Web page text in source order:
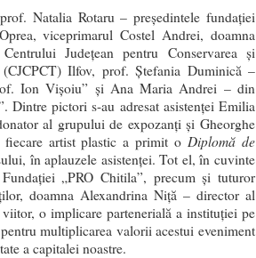
Natalia Rotaru – preşedintele fundaţiei
viceprimarul Costel Andrei, doamna
Județean pentru Conservarea și
Ilfov, prof. Ştefania Duminică –
Ion Vişoiu” şi Ana Maria Andrei – din
Dintre pictori s-au adresat asistenţei Emilia
al grupului de expozanţi şi Gheorghe
fiecare artist plastic a primit oDiplomă de
în aplauzele asistenţei. Tot el, în cuvinte
„PRO Chitila”, precum și tuturor
doamna Alexandrina Niţă – director al
o implicare partenerială a instituţiei pe
multiplicarea valorii acestui eveniment
a capitalei noastre.